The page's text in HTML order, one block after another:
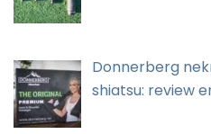
Donnerberg
shiatsu: review